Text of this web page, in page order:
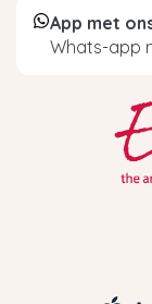
App met
Whats-app